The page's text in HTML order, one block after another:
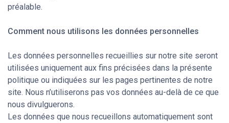
préalable.
Comment nous utilisons les données personnelles
Les données personnelles recueillies sur notre site seront
utilisées uniquement aux fins précisées dans la présente
politique ou indiquées sur les pages pertinentes de notre
site. Nous n’utiliserons pas vos données au-delà de ce que
nous divulguerons.
Les données que nous recueillons automatiquement sont